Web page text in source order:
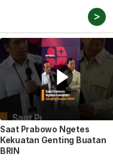
>
Saat Prabowo Ngetes
Kekuatan Genting Buatan
BRIN